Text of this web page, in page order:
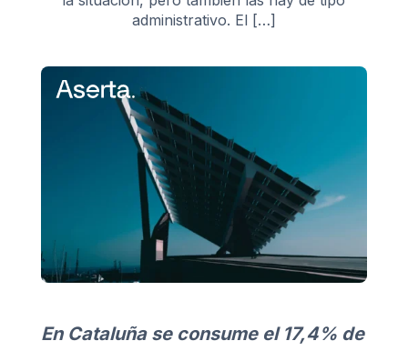
administrativo. El […]
En Cataluña se consume el 17,4% de